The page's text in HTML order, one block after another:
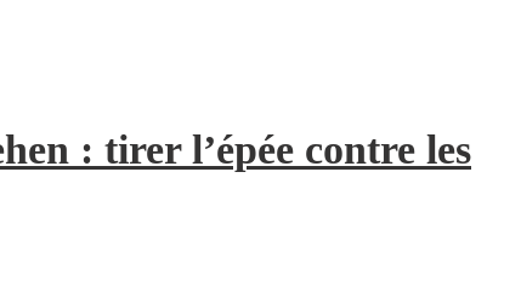
: tirer l’épée contre les